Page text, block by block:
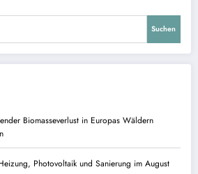
Suchen
Biomasseverlust in Europas Wäldern
Photovoltaik und Sanierung im August